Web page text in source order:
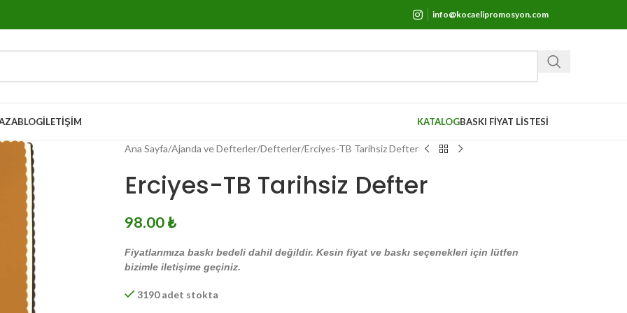
info@kocaelipromosyon.com
BLOGİLETIŞIM KATALOGBASKI FİYAT LİSTESİ
Ana Sayfa Ajanda ve Defterler Defterler Erciyes-TB Tarihsiz Defter
Erciyes-TB Tarihsiz Defter
98.00₺
Fiyatlarımıza baskı bedeli dahil değildir. Kesin fiyat ve baskı seçenekleri için lütfen
bizimle iletişime geçiniz.
3190 adet stokta